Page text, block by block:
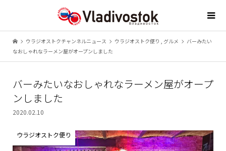
ウラジオストクチャンネルニュース ウラジオストク便り , グルメ
バーみたい
なおしゃれなラーメン屋がオープンしました
バーみたいなおしゃれなラーメン屋がオープ
ンしました
2020.02.10
ウラジオストク便り